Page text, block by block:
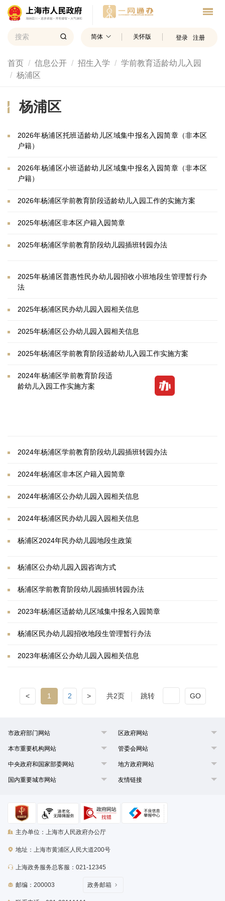
简体 关怀版 登录 注册
首页 信息公开 招生入学
学前教育适龄幼儿入园
杨浦区
杨浦区
2026年杨浦区托班适龄幼儿区域集中报名入园简章（非本区
户籍）
2026年杨浦区小班适龄幼儿区域集中报名入园简章（非本区
户籍）
2026年杨浦区学前教育阶段适龄幼儿入园工作的实施方案
2025年杨浦区非本区户籍入园简章
2025年杨浦区学前教育阶段幼儿园插班转园办法
2025年杨浦区普惠性民办幼儿园招收小班地段生管理暂行办
法
2025年杨浦区民办幼儿园入园相关信息
2025年杨浦区公办幼儿园入园相关信息
2025年杨浦区学前教育阶段适龄幼儿入园工作实施方案
2024年杨浦区学前教育阶段适
龄幼儿入园工作实施方案
2024年杨浦区学前教育阶段幼儿园插班转园办法
2024年杨浦区非本区户籍入园简章
2024年杨浦区公办幼儿园入园相关信息
2024年杨浦区民办幼儿园入园相关信息
杨浦区2024年民办幼儿园地段生政策
杨浦区公办幼儿园入园咨询方式
杨浦区学前教育阶段幼儿园插班转园办法
2023年杨浦区适龄幼儿区域集中报名入园简章
杨浦区民办幼儿园招收地段生管理暂行办法
2023年杨浦区公办幼儿园入园相关信息
< 1 2 > 共2页 跳转 GO
市政府部门网站 区政府网站
本市重要机构网站 管委会网站
中央政府和国家部委网站 地方政府网站
国内重要城市网站 友情链接
主办单位：上海市人民政府办公厅
地址：上海市黄浦区人民大道200号
上海政务服务总客服：021-12345
邮编：200003 政务邮箱